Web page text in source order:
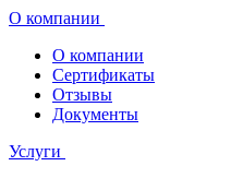
О компании
О компании
Сертификаты
Отзывы
Документы
Услуги